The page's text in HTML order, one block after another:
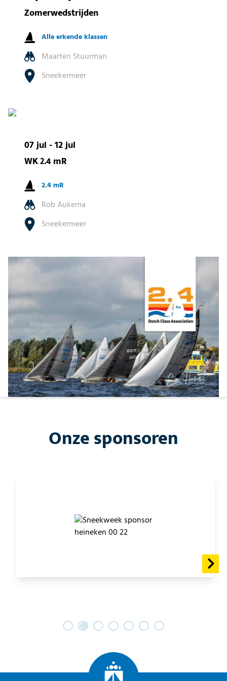
Zomerwedstrijden
Alle erkende klassen
Maarten Stuurman
Sneekermeer
07 jul - 12 jul
WK 2.4 mR
2.4 mR
Rob Aukema
Sneekermeer
Onze sponsoren